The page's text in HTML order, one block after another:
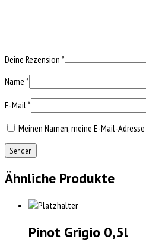
Deine Rezension *
Name *
E-Mail *
Meinen Namen, meine E-Mail-
Ähnliche Produkte
Pinot Grigio 0,5l